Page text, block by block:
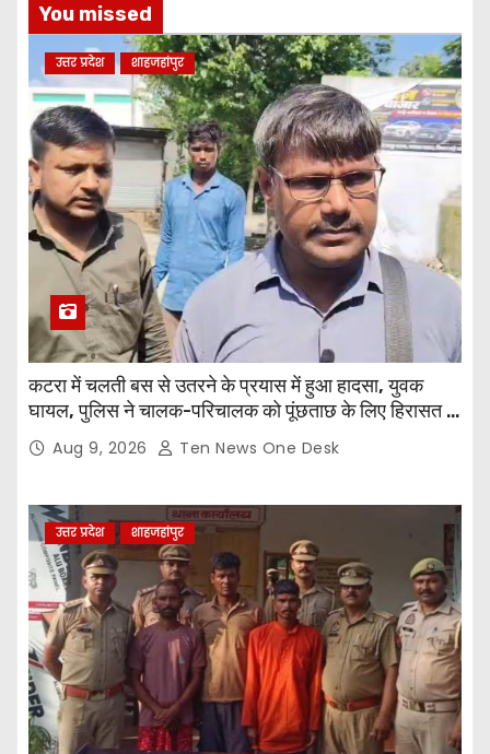
You missed
उत्तर प्रदेश शाहजहांपुर
कटरा में चलती बस से उतरने के प्रयास में हुआ हादसा, युवक
घायल, पुलिस ने चालक-परिचालक को पूंछताछ के लिए हिरासत में
लियाAug 9, 2026 Ten News One Desk
उत्तर प्रदेश शाहजहांपुर